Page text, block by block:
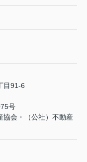
目91-6
号
協会・（公社）不動産